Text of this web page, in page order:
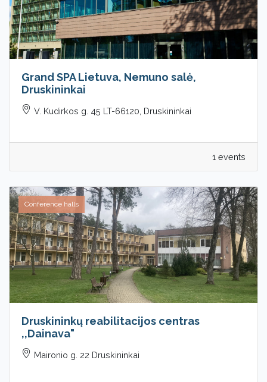
Grand SPA Lietuva, Nemuno salė,
Druskininkai
V. Kudirkos g. 45 LT-66120, Druskininkai
1 events
Conference halls
Druskininkų reabilitacijos centras
,,Dainava"
Maironio g. 22 Druskininkai